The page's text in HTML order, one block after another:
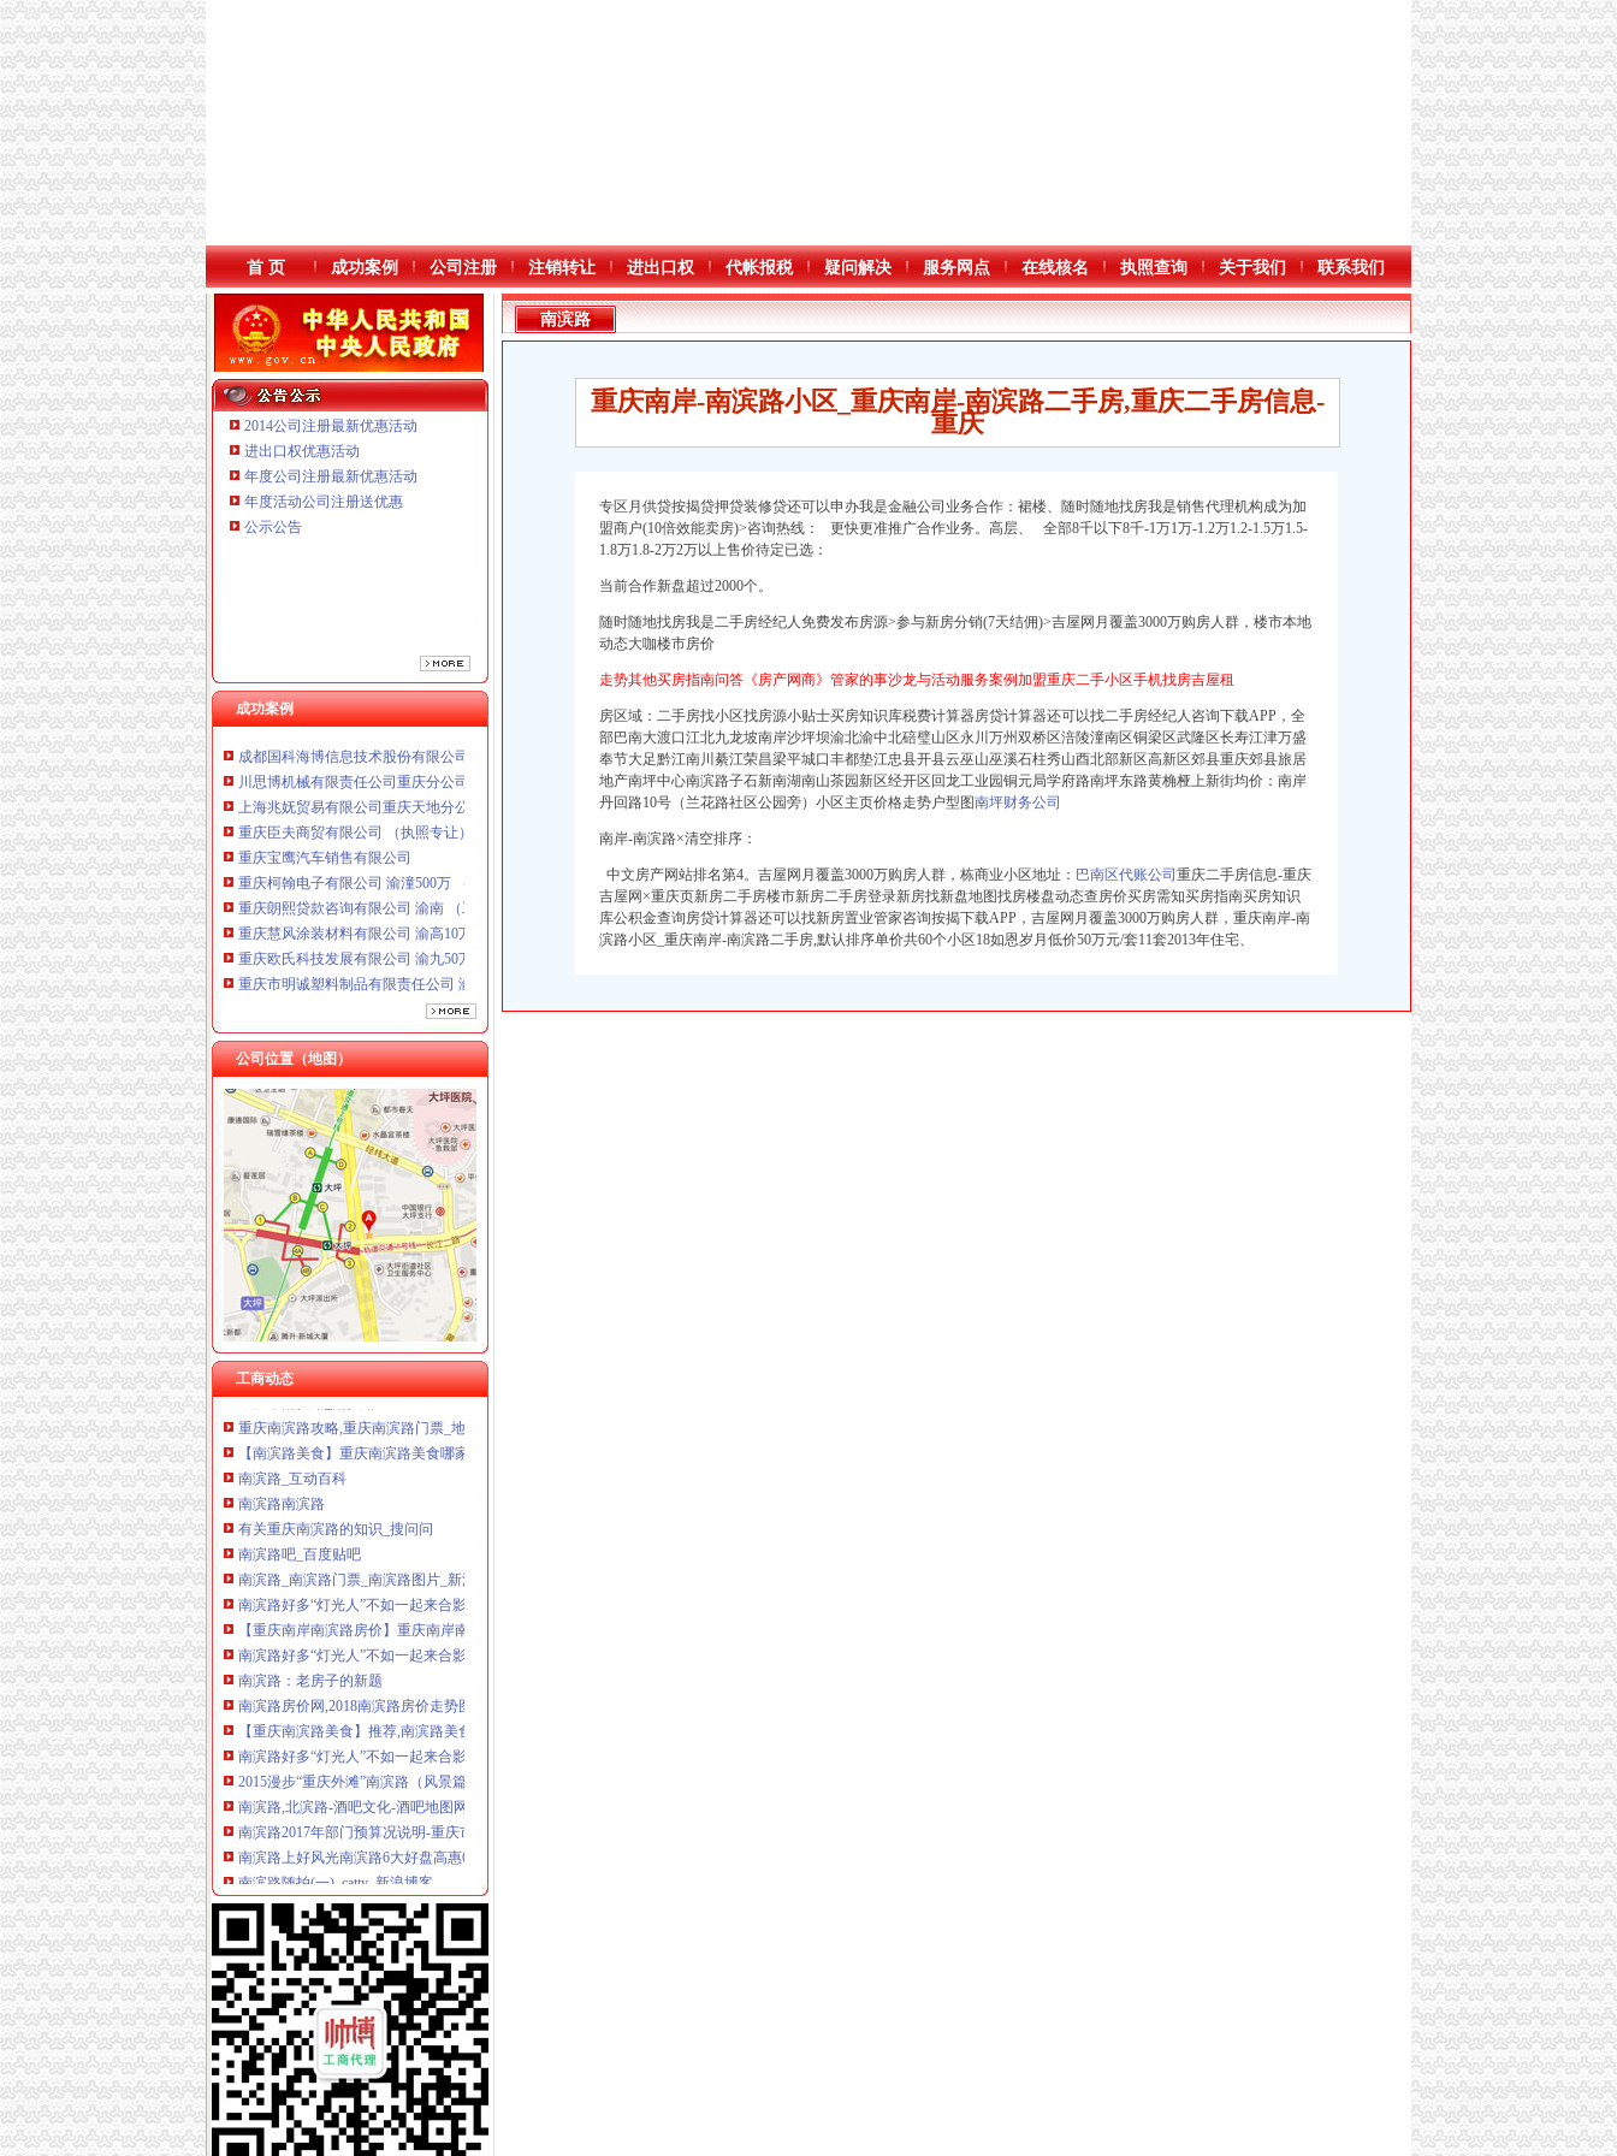
首 页 成功案例 公司注册 注销转让 进出口权 代帐报税 疑问解决 服务网点 在线核名 执照查询 关于我们 联系我们
2014公司注册最新优惠活动
进出口权优惠活动
年度公司注册最新优惠活动
年度活动公司注册送优惠
公示公告
成功案例
重庆臣夫商贸有限公司 （执照专让）
重庆欧氏科技发展有限公司 渝九50万 （进出口权）
重庆市明诚塑料制品有限责任公司 渝高100万 （进出口权）
重庆瑾崇进出口贸易有限公司 渝中100万 （进出口权）
成都国科海博信息技术股份有限公司重庆分公司 渝江 （工商注册）
川思博机械有限责任公司重庆分公司 渝江 （工商注册）
上海兆妩贸易有限公司重庆天地分公司 渝中 （工商注册）
重庆臣夫商贸有限公司 （执照专让）
重庆宝鹰汽车销售有限公司
重庆柯翰电子有限公司 渝潼500万 （进出口权）
重庆朗熙贷款咨询有限公司 渝南 （工商注册）
重庆慧风涂装材料有限公司 渝高10万 （工商注册）
重庆欧氏科技发展有限公司 渝九50万 （进出口权）
重庆市明诚塑料制品有限责任公司 渝高100万 （进出口权）
重庆瑾崇进出口贸易有限公司 渝中100万 （进出口权）
成都国科海博信息技术股份有限公司重庆分公司 渝江 （工商注册）
川思博机械有限责任公司重庆分公司 渝江 （工商注册）
上海兆妩贸易有限公司重庆天地分公司 渝中 （工商注册）
公司位置（地图）
工商动态
南滨路
【重庆南岸南滨路房价】重庆南岸南滨路房价走势2018_重庆南岸南滨
南滨路房价网,2018南滨路房价走势图,重庆南岸南滨路二手房价格-
有关重庆南滨路的知识_搜问问
重庆市南滨路_南滨路
重庆南滨路攻略,重庆南滨路门票_地址,重庆南滨路游览攻略-马蜂窝
南滨路-搜百科
重庆市南滨路_南滨路
重庆南滨路攻略,重庆南滨路门票_地址,重庆南滨路游览攻略-马蜂窝
【南滨路美食】重庆南滨路美食哪家好？-百度糯米
南滨路_互动百科
南滨路南滨路
有关重庆南滨路的知识_搜问问
南滨路吧_百度贴吧
南滨路_南滨路门票_南滨路图片_新浪旅游
南滨路好多“灯光人”不如一起来合影-上游新闻汇聚向上的力量
【重庆南岸南滨路房价】重庆南岸南滨路房价走势2018_重庆南岸南滨
南滨路好多“灯光人”不如一起来合影_凤凰资讯
南滨路：老房子的新题
南滨路房价网,2018南滨路房价走势图,重庆南岸南滨路二手房价格-
【重庆南滨路美食】推荐,南滨路美食排行/大全/攻略-大众点评网
南滨路好多“灯光人”不如一起来合影_搜狐社会_搜狐网
2015漫步“重庆外滩”南滨路（风景篇）,重庆自助游攻略-马蜂窝
南滨路,北滨路-酒吧文化-酒吧地图网
南滨路2017年部门预算况说明-重庆市南岸区人民
南滨路上好风光南滨路6大好盘高惠60万-重庆新房网-房天下
南滨路随拍(一)_catty_新浪博客
重庆味道（南滨路店）点评,味道（南滨路店）地址_电话_人均消费,
人的南滨路_350字_作文网
【南滨路二手房网|南滨路二手房出售|南滨路二手房买卖信息】-重庆58
南滨路绝版洋房南滨路后的宜居生活（图）-导购-重庆乐居网
重庆南滨路健康-大众点评网
南滨路难得的洋房小户型南滨路~子石~_改善型住房__杭州19楼
【南滨路写字楼出租网】-重庆赶集网
重庆南岸南滨路房产网,重庆南岸南滨路新房,南滨路楼盘价格,南滨
南滨路_正版商业图片_昵图网nipic.com
火热的南滨路_450字_作文网
【重庆南滨路火锅】推荐,南滨路火锅排行/大全/攻略-大众点评网
南滨路
重庆南岸-南滨路小区_重庆南岸-南滨路二手房,重庆二手房信息-
重庆
专区月供贷按揭贷押贷装修贷还可以申办我是金融公司业务合作：裙楼、随时随地找房我是销售代理机构成为加
盟商户(10倍效能卖房)>咨询热线： 更快更准推广合作业务。高层、 全部8千以下8千-1万1万-1.2万1.2-1.5万1.5-
1.8万1.8-2万2万以上售价待定已选：
当前合作新盘超过2000个。
随时随地找房我是二手房经纪人免费发布房源>参与新房分销(7天结佣)>吉屋网月覆盖3000万购房人群， 楼市本地
动态大咖楼市房价
走势其他买房指南问答《房产网商》管家的事沙龙与活动服务案例加盟重庆二手小区手机找房吉屋租
房区域：二手房找小区找房源小贴士买房知识库税费计算器房贷计算器还可以找二手房经纪人咨询下载APP，全
部巴南大渡口江北九龙坡南岸沙坪坝渝北渝中北碚璧山区永川万州双桥区涪陵潼南区铜梁区武隆区长寿江津万盛
奉节大足黔江南川綦江荣昌梁平城口丰都垫江忠县开县云巫山巫溪石柱秀山酉北部新区高新区郊县重庆郊县旅居
地产南坪中心南滨路子石新南湖南山茶园新区经开区回龙工业园铜元局学府路南坪东路黄桷桠上新街均价：南岸
丹回路10号（兰花路社区公园旁）小区主页价格走势户型图南坪财务公司
南岸-南滨路×清空排序：
中文房产网站排名第4。吉屋网月覆盖3000万购房人群，栋商业小区地址： 巴南区代账公司 重庆二手房信息-重庆
吉屋网×重庆页新房二手房楼市新房二手房登录新房找新盘地图找房楼盘动态查房价买房需知买房指南买房知识
库公积金查询房贷计算器还可以找新房置业管家咨询按揭下载APP，吉屋网月覆盖3000万购房人群，重庆南岸-南
滨路小区_重庆南岸-南滨路二手房,默认排序单价共60个小区18如恩岁月低价50万元/套11套2013年住宅、